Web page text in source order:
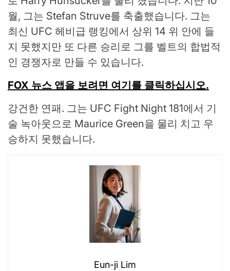
월, 그는 Stefan Struve를 축출했습니다. 그는
최신 UFC 헤비급 랭킹에서 상위 14 위 안에 들
지 못했지만 또 다른 승리로 그를 벨트의 합법적
인 경쟁자로 만들 수 있습니다.
FOX 뉴스 앱을 보려면 여기를 클릭하십시오.
강건한 연패. 그는 UFC Fight Night 181에서 기
술 녹아웃으로 Maurice Green을 물리 치고 우
승하지 못했습니다.
Eun-ji Lim